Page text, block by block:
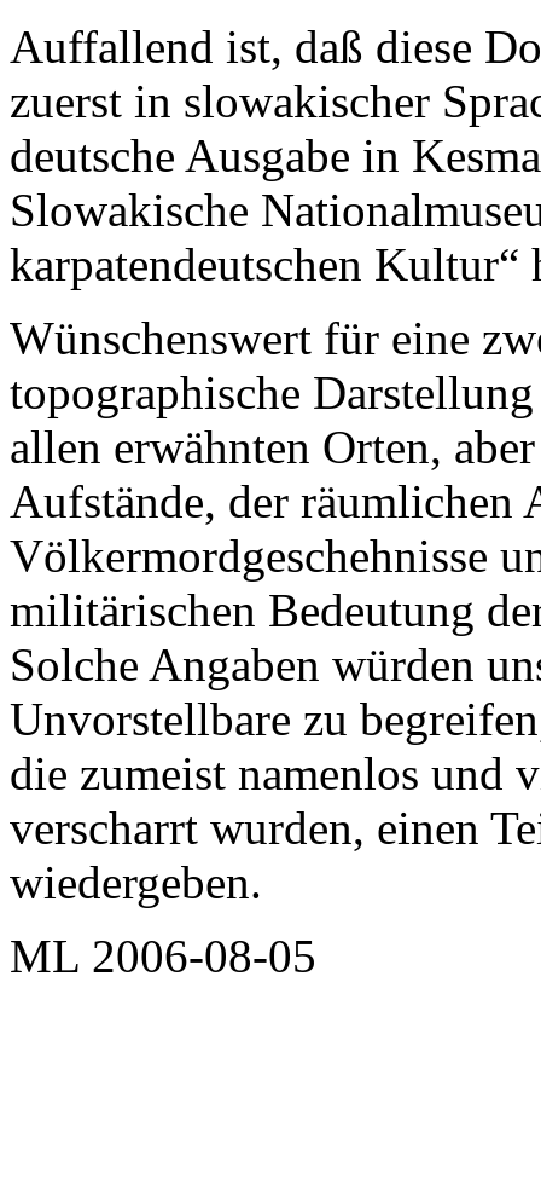
Auffallend ist, daß diese
zuerst in slowakischer
deutsche Ausgabe in
Slowakische
karpatendeutschen Kultur“
Wünschenswert für eine
topographische
allen erwähnten Orten,
Aufstände, der räumlichen
Völkermordgeschehnisse
militärischen Bedeutung
Solche Angaben würden
Unvorstellbare zu
die zumeist namenlos und
verscharrt wurden, einen
wiedergeben.
ML 2006-08-05